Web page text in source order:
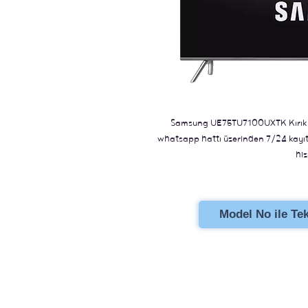
Samsung UE75TU7100UXTK
whatsapp hattı üzerinden 7/24
Model No ile